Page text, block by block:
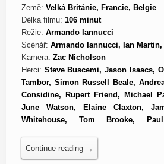
Země: Velká Británie, Francie, Belgie
Délka filmu: 106 minut
Režie: Armando Iannucci
Scénář: Armando Iannucci, Ian
Kamera: Zac Nicholson
Herci: Steve Buscemi, Jason Isaacs,
Tambor, Simon Russell Beale,
Considine, Rupert Friend, Michael
June Watson, Elaine Claxton,
Whitehouse, Tom Brooke,
Continue reading →